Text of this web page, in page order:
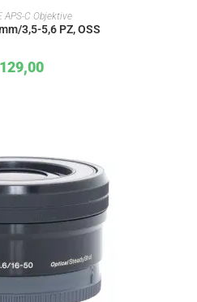
APS-C Objektive
3,5-5,6 PZ, OSS
129,00